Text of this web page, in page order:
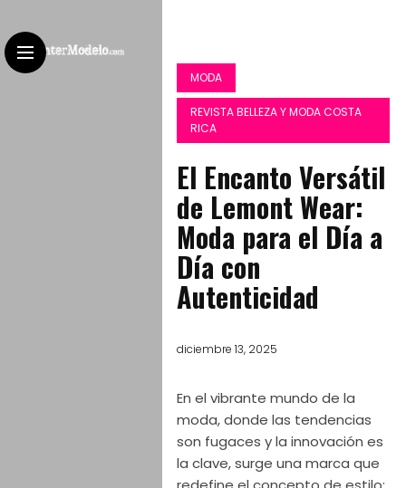
MODA
REVISTA BELLEZA Y MODA COSTA
RICA
El Encanto Versátil
de Lemont Wear:
Moda para el Día a
Día con
Autenticidad
diciembre 13, 2025
En el vibrante mundo de la
moda, donde las tendencias
son fugaces y la innovación es
la clave, surge una marca que